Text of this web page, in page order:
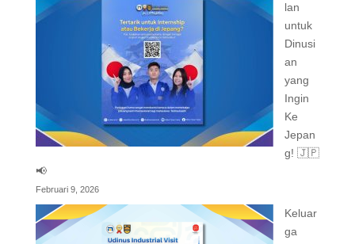
lan
untuk
Dinusi
an
yang
Ingin
Ke
Jepan
g! 🇯🇵
📢
Februari 9, 2026
Keluar
ga